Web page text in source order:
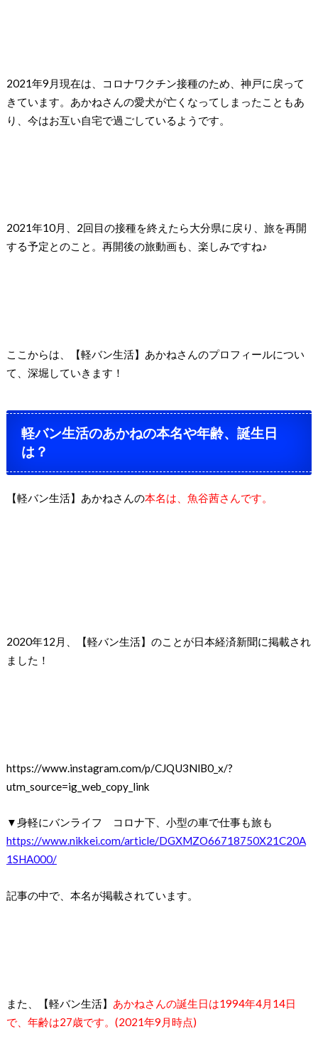
2021年9月現在は、コロナワクチン接種のため、神戸に戻って
きています。あかねさんの愛犬が亡くなってしまったこともあ
り、今はお互い自宅で過ごしているようです。
2021年10月、2回目の接種を終えたら大分県に戻り、旅を再開
する予定とのこと。再開後の旅動画も、楽しみですね♪
ここからは、【軽バン生活】あかねさんのプロフィールについ
て、深堀していきます！
軽バン生活のあかねの本名や年齢、誕生日
は？
【軽バン生活】あかねさんの本名は、魚谷茜さんです。
2020年12月、【軽バン生活】のことが日本経済新聞に掲載され
ました！
https://www.instagram.com/p/CJQU3NlB0_x/?
utm_source=ig_web_copy_link
▼身軽にバンライフ コロナ下、小型の車で仕事も旅も
https://www.nikkei.com/article/DGXMZO66718750X21C20A
1SHA000/
記事の中で、本名が掲載されています。
また、【軽バン生活】 あかねさんの誕生日は1994年4月14日
で、年齢は27歳です。(2021年9月時点)